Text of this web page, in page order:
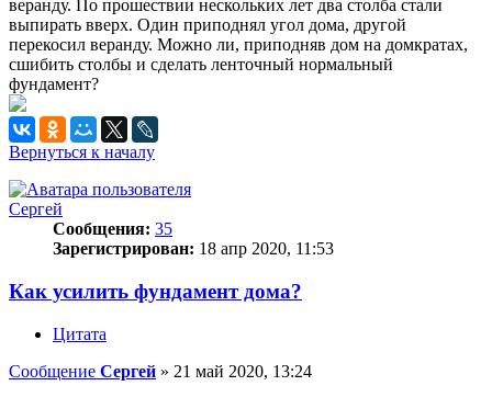
веранду. По прошествии нескольких лет два столба стали
выпирать вверх. Один приподнял угол дома, другой
перекосил веранду. Можно ли, приподняв дом на домкратах,
сшибить столбы и сделать ленточный нормальный
фундамент?
Вернуться к началу
Сергей
Сообщения: 35
Зарегистрирован: 18 апр 2020, 11:53
Как усилить фундамент дома?
Цитата
Сообщение Сергей » 21 май 2020, 13:24